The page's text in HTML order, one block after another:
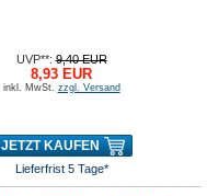
UVP**:9,40 EUR
8,93 EUR
inkl. MwSt. zzgl. Versand
JETZT KAUFEN
Lieferfrist 5 Tage*